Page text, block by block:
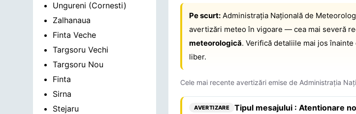
Ungureni (Cornesti)
Zalhanaua
Finta Veche
Targsoru Vechi
Targsoru Nou
Finta
Sirna
Stejaru
Pe scurt: Administrația Națională de
avertizări meteo în vigoare — cea mai severă
meteorologică. Verifică detaliile mai jos
liber.
Cele mai recente avertizări emise de Administrația
AVERTIZARE Tipul mesajului : Atentionare